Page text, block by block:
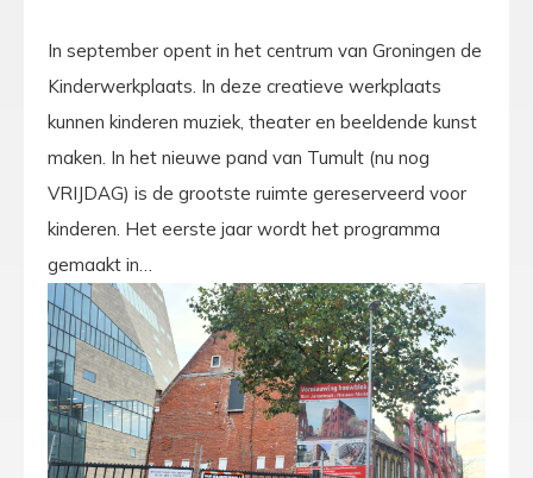
In september opent in het centrum van Groningen de
Kinderwerkplaats. In deze creatieve werkplaats
kunnen kinderen muziek, theater en beeldende kunst
maken. In het nieuwe pand van Tumult (nu nog
VRIJDAG) is de grootste ruimte gereserveerd voor
kinderen. Het eerste jaar wordt het programma
gemaakt in…